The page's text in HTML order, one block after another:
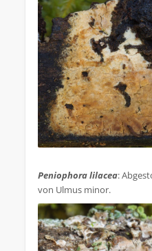
Peniophora lilacea:
von Ulmus minor.